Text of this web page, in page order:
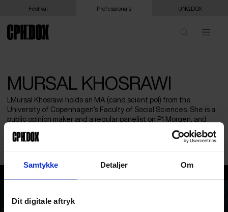
Samtykke Detaljer Om
Dit digitale aftryk
Festival Professionals UNG:DOX
MURSAL KHOSRAWI
LMursal Khosrawi holds an MA (cand.scient.pol) from the
University of Copenhagen’s Faculty of Social Sciences. She is a
public opinion maker and a regular panelist on P1 Morgen, and
Danish National Radio’s ‘Debatten’ sharing views on issues
related to inequality, minority issues and refugees in Dk.